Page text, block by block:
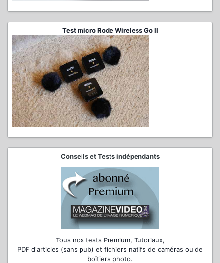
Test micro Rode Wireless Go II
Conseils et Tests indépendants
Tous nos tests Premium, Tutoriaux,
PDF d'articles (sans pub) et fichiers natifs de caméras ou de
boîtiers photo.